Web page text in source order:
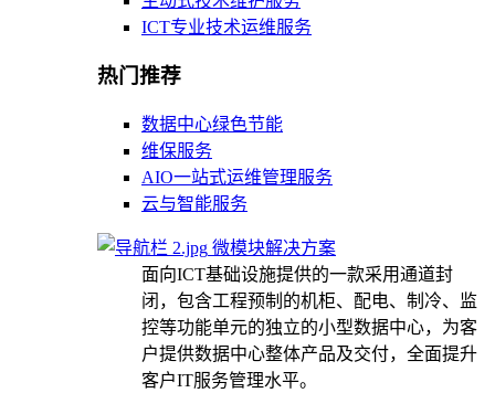
ICT专业技术运维服务
热门推荐
数据中心绿色节能
维保服务
AIO一站式运维管理服务
云与智能服务
微模块解决方案
面向ICT基础设施提供的一款采用通道封
闭，包含工程预制的机柜、配电、制冷、监
控等功能单元的独立的小型数据中心，为客
户提供数据中心整体产品及交付，全面提升
客户IT服务管理水平。